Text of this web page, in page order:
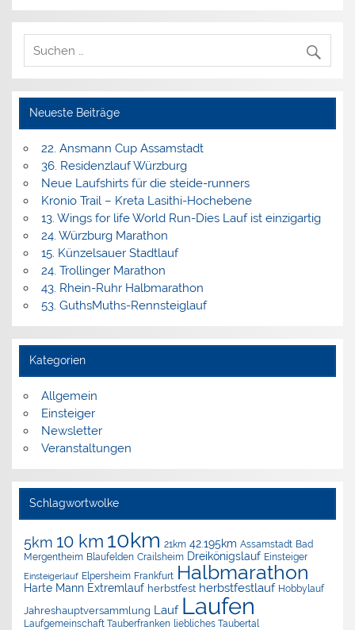
Neueste Beiträge
22. Ansmann Cup Assamstadt
36. Residenzlauf Würzburg
Neue Laufshirts für die steide-runners
Kronio Trail – Kreta Lasithi-Hochebene
13. Wings for life World Run-Dies Lauf ist einzigartig
24. Würzburg Marathon
15. Künzelsauer Stadtlauf
24. Trollinger Marathon
43. Rhein-Ruhr Halbmarathon
53. GuthsMuths-Rennsteiglauf
Kategorien
Allgemein
Einsteiger
Newsletter
Veranstaltungen
Schlagwortwolke
5km 10 km 10km 21km 42.195km Assamstadt Bad
Mergentheim Blaufelden Crailsheim Dreikönigslauf Einsteiger
Einsteigerlauf Elpersheim Frankfurt Halbmarathon
Harte Mann Extremlauf herbstfest herbstfestlauf Hobbylauf
Jahreshauptversammlung Lauf Laufen
Laufgemeinschaft Tauberfranken liebliches Taubertal